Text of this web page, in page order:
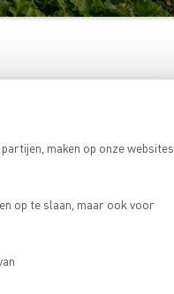
maken op onze websites
op te slaan, maar ook voor